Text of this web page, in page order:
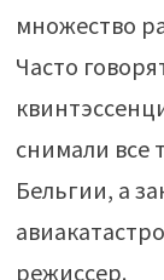
множество
Часто
снимали все
Бельгии, а
режиссер.